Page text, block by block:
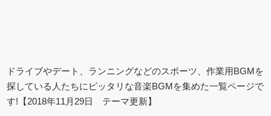
ドライブやデート、ランニングなどのスポーツ、作業用BGMを
探している人たちにピッタリな音楽BGMを集めた一覧ページで
す!【2018年11月29日 テーマ更新】